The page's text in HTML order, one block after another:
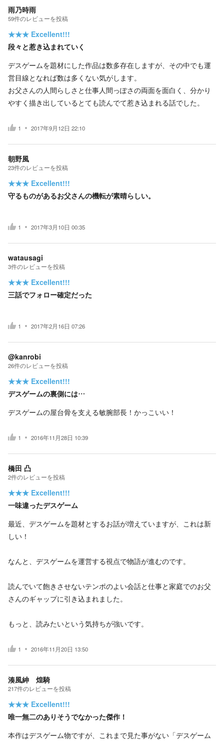
雨乃時雨
59件のレビューを投稿
★★★ Excellent!!!
段々と惹き込まれていく
デスゲームを題材にした作品は数多存在しますが、その中でも運
営目線となれば数は多くない気がします。
お父さんの人間らしさと仕事人間っぽさの両面を面白く、分かり
やすく描き出しているとても読んでて惹き込まれる話でした。
1 2017年9月12日 22:10
朝野風
23件のレビューを投稿
★★★ Excellent!!!
守るものがあるお父さんの機転が素晴らしい。
1 2017年3月10日 00:35
watausagi
3件のレビューを投稿
★★★ Excellent!!!
三話でフォロー確定だった
1 2017年2月16日 07:26
@kanrobi
26件のレビューを投稿
★★★ Excellent!!!
デスゲームの裏側には…
デスゲームの屋台骨を支える敏腕部長！かっこいい！
1 2016年11月28日 10:39
橋田 凸
2件のレビューを投稿
★★★ Excellent!!!
一味違ったデスゲーム
最近、デスゲームを題材とするお話が増えていますが、これは新
しい！
なんと、デスゲームを運営する視点で物語が進むのです。
読んでいて飽きさせないテンポのよい会話と仕事と家庭でのお父
さんのギャップに引き込まれました。
もっと、読みたいという気持ちが強いです。
1 2016年11月20日 13:50
湊風紳 煌騎
217件のレビューを投稿
★★★ Excellent!!!
唯一無二のありそうでなかった傑作！
本作はデスゲーム物ですが、これまで見た事がない「デスゲーム